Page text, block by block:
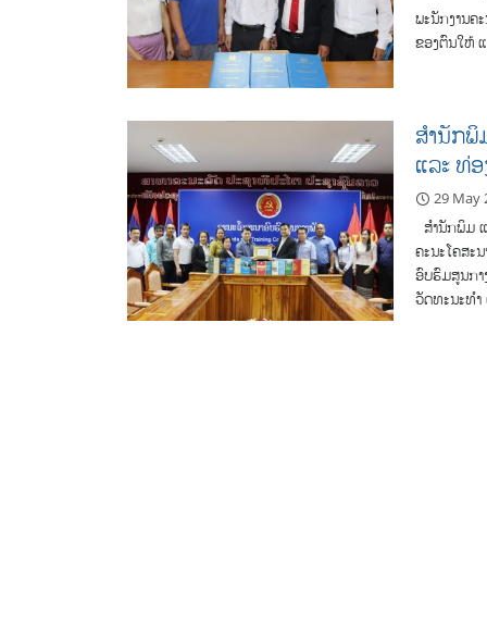
ພະນັກງານຄ
ຂອງຕົນໃຫ້
ສໍານັກພິ
ແລະ ທ່
29 May
ສໍານັກພິມ
ຄະນະໂຄສະ
ອົບຮົມສູນກາ
ວັດທະນະທໍ